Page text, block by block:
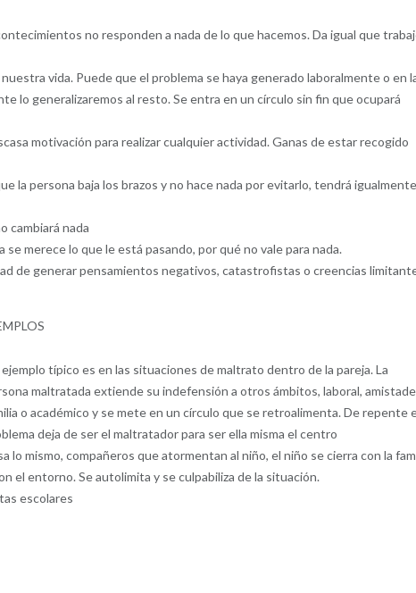
no responden a nada de lo que hacemos. Da igual que
vida. Puede que el problema se haya generado laboralmente o en
lo generalizaremos al resto. Se entra en un círculo sin fin que ocupará
motivación para realizar cualquier actividad. Ganas de estar recogido
la persona baja los brazos y no hace nada por evitarlo, tendrá
cambiará nada
merece lo que le está pasando, por qué no vale para nada.
de generar pensamientos negativos, catastrofistas o creencias
típico es en las situaciones de maltrato dentro de la pareja. La
maltratada extiende su indefensión a otros ámbitos, laboral,
o académico y se mete en un círculo que se retroalimenta. De repente
deja de ser el maltratador para ser ella misma el centro
lo mismo, compañeros que atormentan al niño, el niño se cierra con la
el entorno. Se autolimita y se culpabiliza de la situación.
escolares